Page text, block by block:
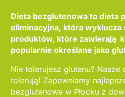
Dieta bezglutenowa to dieta
eliminacyjna, która wyklucza
produktów, które zawierają
popularnie określane jako
Nie tolerujesz glutenu? Nasze
tolerują! Zapewniamy
bezglutenowe w Płocku z